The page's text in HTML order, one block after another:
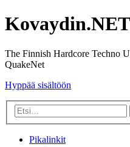
Kovaydin.NET
The Finnish Hardcore Techno
QuakeNet
Hyppää sisältöön
Pikalinkit